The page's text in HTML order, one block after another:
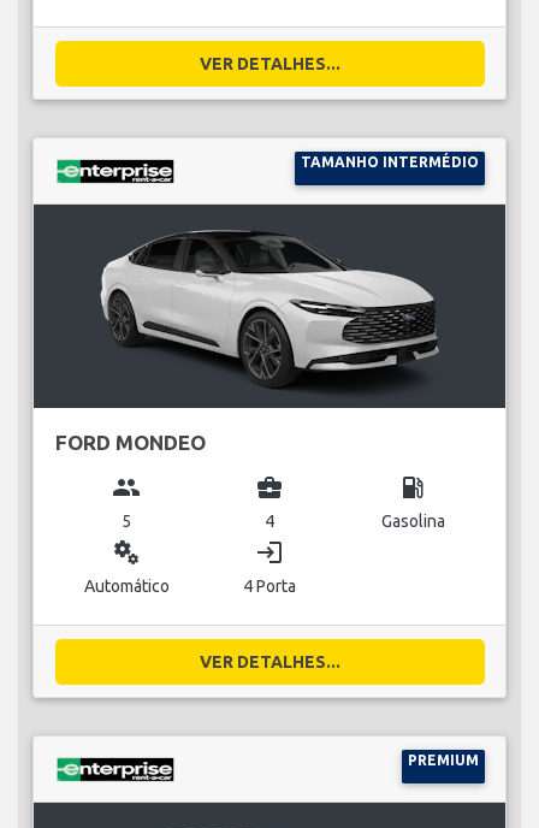
VER DETALHES...
TAMANHO INTERMÉDIO
FORD MONDEO
group
5
business_center
4
local_gas_station
Gasolina
miscellaneous_services
Automático
login
4 Porta
VER DETALHES...
PREMIUM